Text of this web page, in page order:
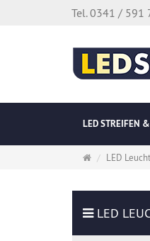
Tel. 0341 / 591
LED STREIFEN
Startseite
LED
LED